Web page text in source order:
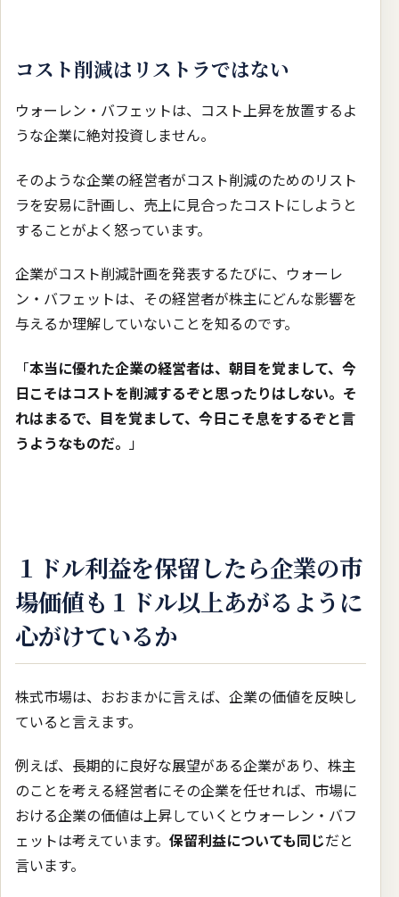
コスト削減はリストラではない
ウォーレン・バフェットは、コスト上昇を放置するよ
うな企業に絶対投資しません。
そのような企業の経営者がコスト削減のためのリスト
ラを安易に計画し、売上に見合ったコストにしようと
することがよく怒っています。
企業がコスト削減計画を発表するたびに、ウォーレ
ン・バフェットは、その経営者が株主にどんな影響を
与えるか理解していないことを知るのです。
「本当に優れた企業の経営者は、朝目を覚まして、今
日こそはコストを削減するぞと思ったりはしない。そ
れはまるで、目を覚まして、今日こそ息をするぞと言
うようなものだ。 」
１ドル利益を保留したら企業の市
場価値も１ドル以上あがるように
心がけているか
株式市場は、おおまかに言えば、企業の価値を反映し
ていると言えます。
例えば、長期的に良好な展望がある企業があり、株主
のことを考える経営者にその企業を任せれば、市場に
おける企業の価値は上昇していくとウォーレン・バフ
ェットは考えています。 保留利益についても同じだと
言います。